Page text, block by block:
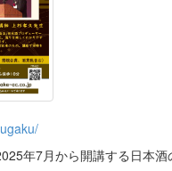
年7月から開講する日本酒